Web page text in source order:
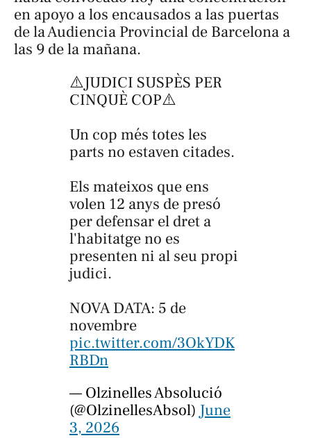
en apoyo a los encausados a las puertas
de la Audiencia Provincial de Barcelona a
las 9 de la mañana.
⚠️JUDICI SUSPÈS PER
CINQUÈ COP⚠️
Un cop més totes les
parts no estaven citades.
Els mateixos que ens
volen 12 anys de presó
per defensar el dret a
l'habitatge no es
presenten ni al seu propi
judici.
NOVA DATA: 5 de
novembre
pic.twitter.com/3OkYDK
RBDn
— Olzinelles Absolució
(@OlzinellesAbsol) June
3, 2026